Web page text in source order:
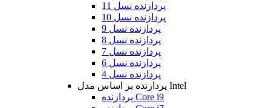
پردازنده نسل 11
پردازنده نسل 10
پردازنده نسل 9
پردازنده نسل 8
پردازنده نسل 7
پردازنده نسل 6
پردازنده نسل 4
پردازنده بر اساس مدل Intel
پردازنده Core i9